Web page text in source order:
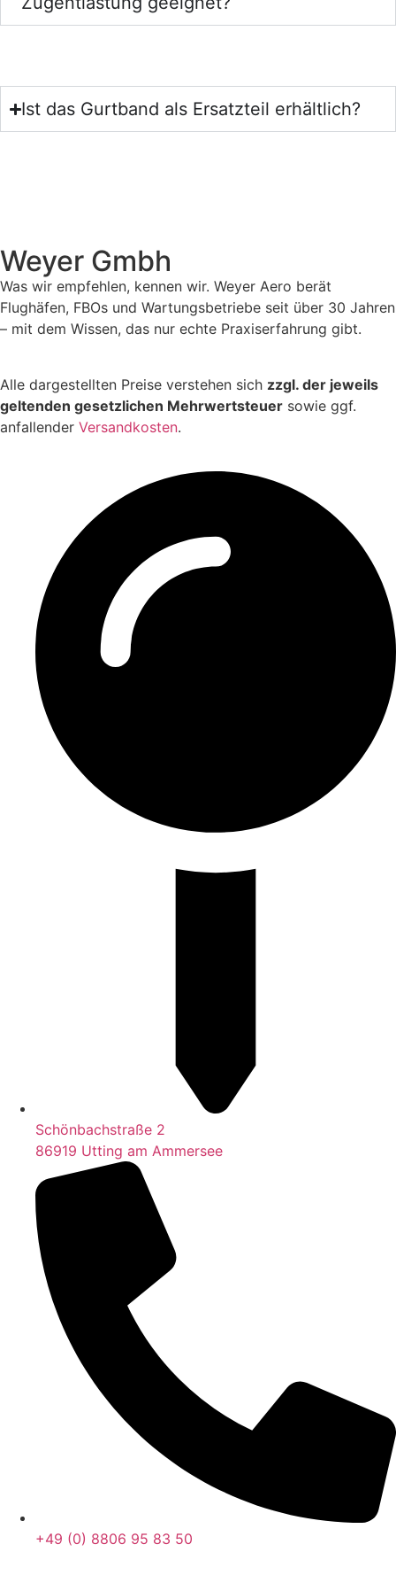
Ist das Gurtband als Ersatzteil erhältlich?
Weyer Gmbh
Was wir empfehlen, kennen wir. Weyer Aero berät
Flughäfen, FBOs und Wartungsbetriebe seit über 30 Jahren
– mit dem Wissen, das nur echte Praxiserfahrung gibt.
Alle dargestellten Preise verstehen sich zzgl. der jeweils
geltenden gesetzlichen Mehrwertsteuer sowie ggf.
anfallender Versandkosten.
Schönbachstraße 2
86919 Utting am Ammersee
+49 (0) 8806 95 83 50